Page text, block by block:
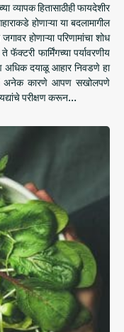
व्यापक हितासाठीही फायदेशीर
होणाऱ्या या बदलामागील
होणाऱ्या परिणामांचा शोध
फार्मिंगच्या पर्यावरणीय
अधिक दयाळू आहार निवडणे हा
अनेक कारणे आपण सखोलपणे
परीक्षण करून…